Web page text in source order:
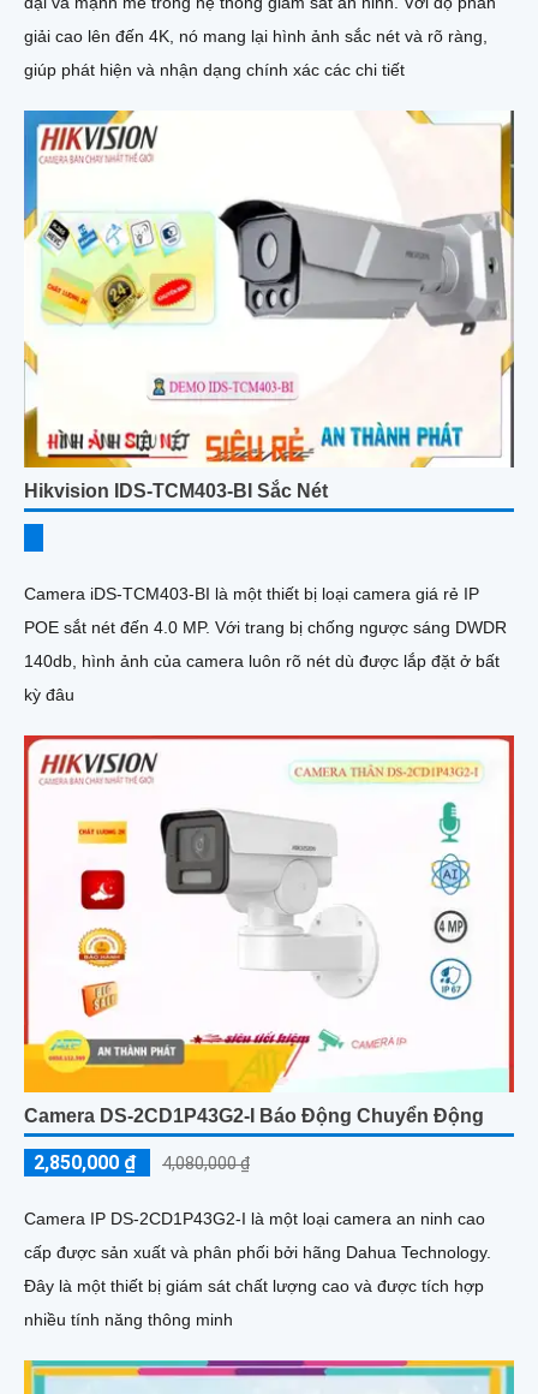
giải cao lên đến 4K, nó mang lại hình ảnh sắc nét và rõ ràng,
giúp phát hiện và nhận dạng chính xác các chi tiết
Hikvision IDS-TCM403-BI Sắc Nét
Camera iDS-TCM403-BI là một thiết bị loại camera giá rẻ IP
POE sắt nét đến 4.0 MP. Với trang bị chống ngược sáng DWDR
140db, hình ảnh của camera luôn rõ nét dù được lắp đặt ở bất
kỳ đâu
Camera DS-2CD1P43G2-I Báo Động Chuyển Động
2,850,000 ₫ 4,080,000 ₫
Camera IP DS-2CD1P43G2-I là một loại camera an ninh cao
cấp được sản xuất và phân phối bởi hãng Dahua Technology.
Đây là một thiết bị giám sát chất lượng cao và được tích hợp
nhiều tính năng thông minh